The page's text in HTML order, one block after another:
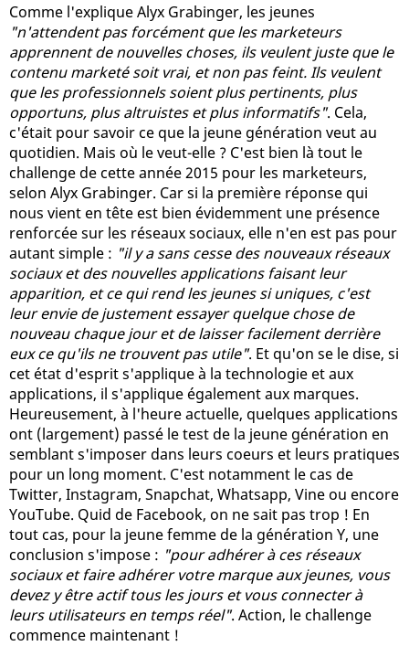
Comme l'explique Alyx Grabinger, les jeunes
"n'attendent pas forcément que les marketeurs
apprennent de nouvelles choses, ils veulent juste que le
contenu marketé soit vrai, et non pas feint. Ils veulent
que les professionnels soient plus pertinents, plus
opportuns, plus altruistes et plus informatifs". Cela,
c'était pour savoir ce que la jeune génération veut au
quotidien. Mais où le veut-elle ? C'est bien là tout le
challenge de cette année 2015 pour les marketeurs,
selon Alyx Grabinger. Car si la première réponse qui
nous vient en tête est bien évidemment une présence
renforcée sur les réseaux sociaux, elle n'en est pas pour
autant simple : "il y a sans cesse des nouveaux réseaux
sociaux et des nouvelles applications faisant leur
apparition, et ce qui rend les jeunes si uniques, c'est
leur envie de justement essayer quelque chose de
nouveau chaque jour et de laisser facilement derrière
eux ce qu'ils ne trouvent pas utile". Et qu'on se le dise, si
cet état d'esprit s'applique à la technologie et aux
applications, il s'applique également aux marques.
Heureusement, à l'heure actuelle, quelques applications
ont (largement) passé le test de la jeune génération en
semblant s'imposer dans leurs coeurs et leurs pratiques
pour un long moment. C'est notamment le cas de
Twitter, Instagram, Snapchat, Whatsapp, Vine ou encore
YouTube. Quid de Facebook, on ne sait pas trop ! En
tout cas, pour la jeune femme de la génération Y, une
conclusion s'impose : "pour adhérer à ces réseaux
sociaux et faire adhérer votre marque aux jeunes, vous
devez y être actif tous les jours et vous connecter à
leurs utilisateurs en temps réel". Action, le challenge
commence maintenant !